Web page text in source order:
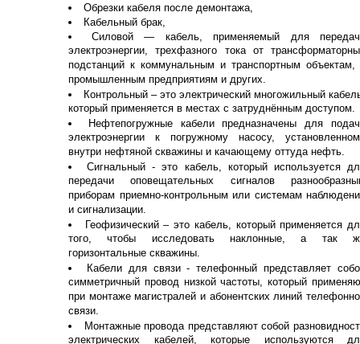
Обрезки кабеля после демонтажа,
Кабельный брак,
Силовой — кабель, применяемый для
электроэнергии, трехфазного тока от
подстанций к коммунальным и транспортным объектам,
промышленным предприятиям и других.
Контрольный – это электрический многожильный
который применяется в местах с затруднённым доступом.
Нефтепогружные кабели предназначены для
электроэнергии к погружному насосу,
внутри нефтяной скважины и качающему оттуда нефть.
Сигнальный - это кабель, который используется
передачи оповещательных сигналов
приборам приемно-контрольным или системам
и сигнализации.
Геофизический – это кабель, который применяется
того, чтобы исследовать наклонные, а так
горизонтальные скважины.
Кабели для связи - телефонный представляет
симметричный провод низкой частоты, который
при монтаже магистралей и абонентских линий
связи.
Монтажные провода представляют собой
электрических кабелей, которые используются